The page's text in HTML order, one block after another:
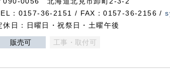
：0157-36-2151 / FAX：0157-36-2156 /
休日：日曜日・祝祭日・土曜午後
販売可 工事・取付可